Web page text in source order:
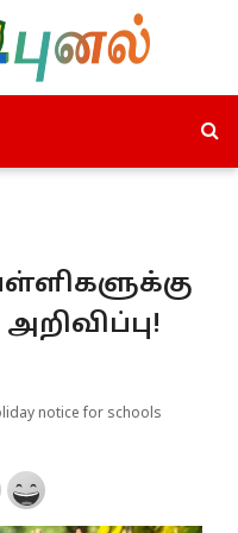
notice for schools